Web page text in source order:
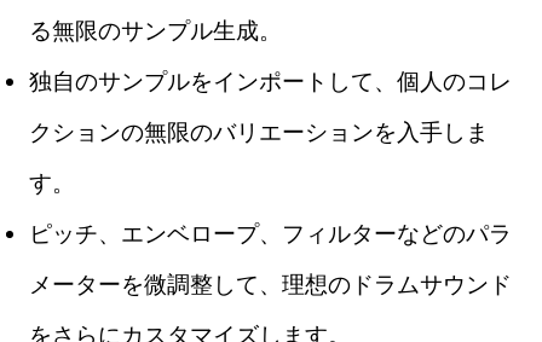
る無限のサンプル生成。
独自のサンプルをインポートして、個人のコレ
クションの無限のバリエーションを入手しま
す。
ピッチ、エンベロープ、フィルターなどのパラ
メーターを微調整して、理想のドラムサウンド
をさらにカスタマイズします。